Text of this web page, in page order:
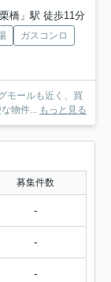
橋」駅 徒歩11分
ガスコンロ
モールも近く、買
物件... もっと見る
募集件数
-
-
-